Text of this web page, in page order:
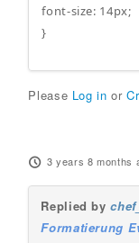
font-size: 14px;
}
Please Log in or
3 years 8 months
Replied by
Formatierung